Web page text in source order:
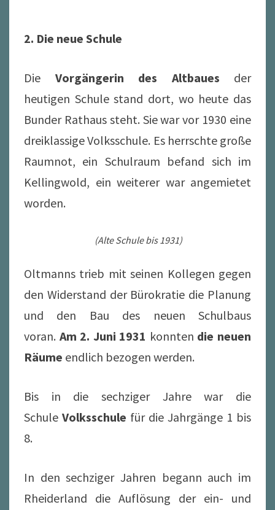
2. Die neue Schule
Die Vorgängerin des Altbaues der
heutigen Schule stand dort, wo heute das
Bunder Rathaus steht. Sie war vor 1930 eine
dreiklassige Volksschule. Es herrschte große
Raumnot, ein Schulraum befand sich im
Kellingwold, ein weiterer war angemietet
worden.
(Alte Schule bis 1931)
Oltmanns trieb mit seinen Kollegen gegen
den Widerstand der Bürokratie die Planung
und den Bau des neuen Schulbaus
voran. Am 2. Juni 1931 konnten die neuen
Räume endlich bezogen werden.
Bis in die sechziger Jahre war die
Schule Volksschule für die Jahrgänge 1 bis
8.
In den sechziger Jahren begann auch im
Rheiderland die Auflösung der ein- und